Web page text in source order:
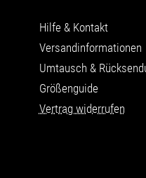
Hilfe & Kontakt
Versandinformationen
Umtausch &
Größenguide
Vertrag widerrufen